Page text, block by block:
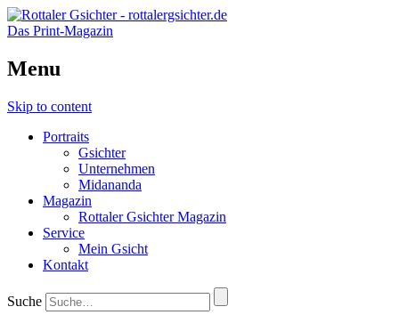
Das Print-Magazin
Menu
Skip to content
Portraits
Gsichter
Unternehmen
Midananda
Magazin
Rottaler Gsichter Magazin
Service
Mein Gsicht
Kontakt
Suche